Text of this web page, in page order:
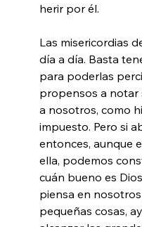
herir por él.
Las misericordias
día a día. Basta
para poderlas
propensos a notar
a nosotros, como
impuesto. Pero si
entonces, aunque
ella, podemos
cuán bueno es
piensa en
pequeñas cosas,